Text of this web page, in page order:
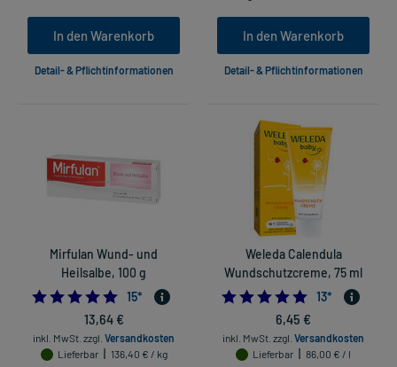
In den Warenkorb
Detail- & Pflichtinformationen
In den Warenkorb
Detail- & Pflichtinformationen
Mirfulan Wund- und
Heilsalbe, 100 g
4.933333333333334
15*
13,64 €
inkl. MwSt. zzgl. Versandkosten
Lieferbar
136,40 € / kg
Weleda Calendula
Wundschutzcreme, 75 ml
13*
6,45 €
inkl. MwSt. zzgl. Versandkosten
Lieferbar
86,00 € / l